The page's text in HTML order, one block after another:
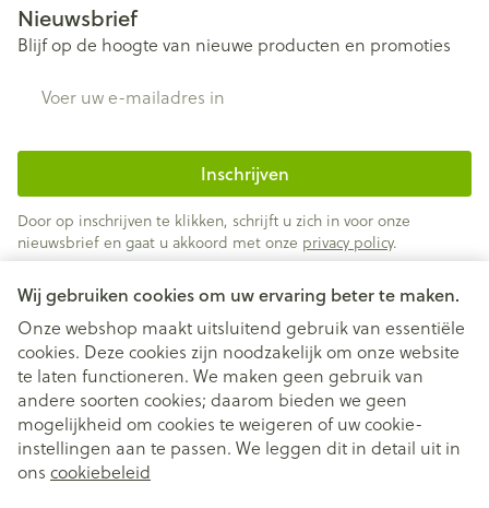
Wij gebruiken cookies om uw ervaring beter te maken.
Onze webshop maakt uitsluitend gebruik van essentiële
cookies. Deze cookies zijn noodzakelijk om onze website
te laten functioneren. We maken geen gebruik van
andere soorten cookies; daarom bieden we geen
mogelijkheid om cookies te weigeren of uw cookie-
instellingen aan te passen. We leggen dit in detail uit in
ons cookiebeleid
Nieuwsbrief
Blijf op de hoogte van nieuwe producten en promoties
Inschrijven
Door op inschrijven te klikken, schrijft u zich in voor onze
nieuwsbrief en gaat u akkoord met onze privacy policy.
Juridische links